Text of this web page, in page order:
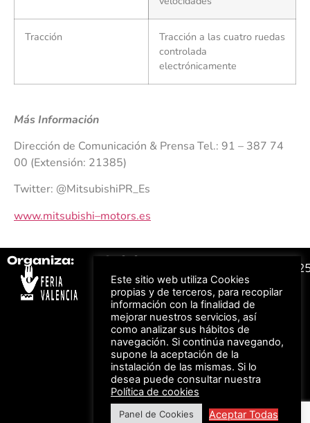
Tracción
Tracción a las cuatro ruedas
controlada
electrónicamente
Más Información
Dirección de Comunicación & Prensa Tel.: 91 – 387 74
00 (Extensión: 21385)
Twitter: @MitsubishiPR_Es
www.mitsubishi–motors.es
Organiza: Colabora:
Bonos descuento para
los viajes a ferias
organizadas por Feria
Valencia al obtener tu
entrada
Descuento en tarifas
de hotel durante
ferias organizadas
Aviso Legal –
de Privacidad
© Feria Valencia, todos
los derechos reservados
Este sitio web utiliza Cookies
propias y de terceros, para recopilar
información con la finalidad de
mejorar nuestros servicios, así
como analizar sus hábitos de
navegación. Si continúa navegando,
supone la aceptación de la
instalación de las mismas. Si lo
desea puede consultar nuestra
Política de cookies
Panel de Cookies Aceptar Todas